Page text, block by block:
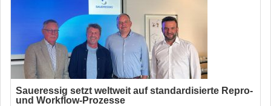
Saueressig setzt weltweit auf standardisierte Repro-
und Workflow-Prozesse